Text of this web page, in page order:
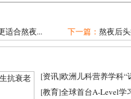
适合熬夜... 下一篇： 熬夜后
[资讯]欧洲儿科营养学科“
[教育]全球首台A-Level学